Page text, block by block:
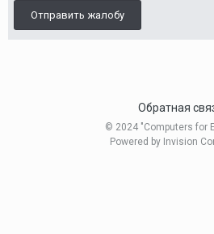
Отправить жалобу
Обратная
© 2024 "Computers for
Powered by Invision